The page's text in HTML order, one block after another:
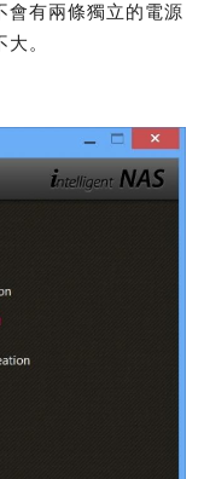
會有兩條獨立的電源
。